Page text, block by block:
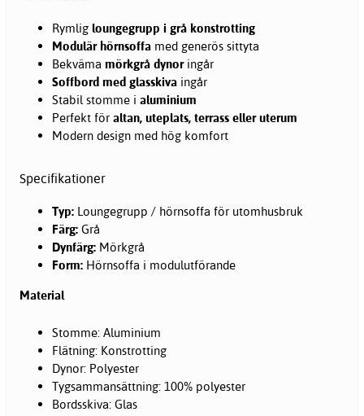
Rymlig loungegrupp i grå konstrotting
Modulär hörnsoffa med generös sittyta
Bekväma mörkgrå dynoringår
Soffbord med glasskiva ingår
Stabil stomme i aluminium
Perfekt för altan, uteplats, terrass eller uterum
Modern design med hög komfort
Specifikationer
Typ: Loungegrupp / hörnsoffa för utomhusbruk
Färg: Grå
Dynfärg: Mörkgrå
Form: Hörnsoffa i modulutförande
Material
Stomme: Aluminium
Flätning: Konstrotting
Dynor: Polyester
Tygsammansättning: 100% polyester
Bordsskiva: Glas